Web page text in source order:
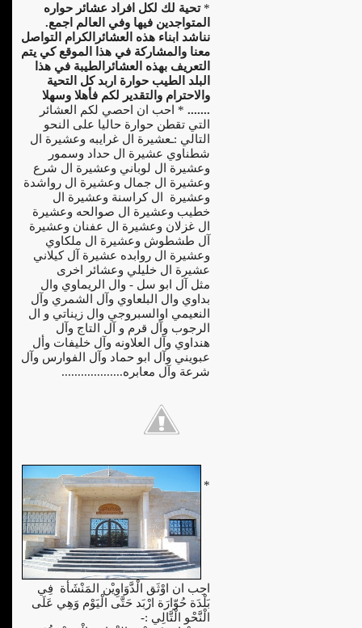
*تحية لك لكل افراد عشائر حواره
المتواجدين فيها وفي العالم اجمع.
نناشد ابناء هذه العشائرالكرام التواصل
معنا والمشاركة في هذا الموقع كي يتم
التعريف بهذه العشائرالطيبة في هذا
البلد الطيب حوارة اربد كل التحية
والاحترام والتقدير لكم فأهلا وسهلا
....... * احب ان احصي لكم العشائر
التي تقطن حوارة حاليا على النحو
التالي :ـعشيرة ال غرايبه وعشيرة ال
شطناوي عشيرة ال حداد وسمور
وعشيرة ال لوباني وعشيرة ال شرع
وعشيرة ال جمال وعشيرة ال رواشدة
وعشيرة ال كراسنة وعشيرة ال
خطيب وعشيرة ال صوالحه وعشيرة
ال غزلان وعشيرة ال عفنان وعشيرة
آل طشطوش وعشيرة ال ملكاوي
وعشيرة ال روابده عشيرة آل كيلاني
عشيرة ال خليلي وعشائر اخرى
مثل آل ابو سل - وال الريماوي وال
بداوي وال البلعاوي وآل الشمري وآل
النعيمي اوالسبروجي وال زيناتي و ال
الرجوب وآل قرم و آل التاج وآل
هنداوي وآل العلاونه وآل خليفات وأل
عبويني وآل ابو حماد وآل الفوارس وآل
شرعة وآل معابره...................
*
احِب ان اوْثَق الْدَّوَاوِيْن المَنْشَأة فِي
بَلْدَة حُوّارَة ارْبَد حَتَّى الْيَوْم وَهِي عَلَى
الْنَّحْو الْتَّالِي :-